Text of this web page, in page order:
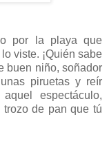
por la playa que
viste. ¡Quién sabe
buen niño, soñador
piruetas y reír
espectáculo,
de pan que tú